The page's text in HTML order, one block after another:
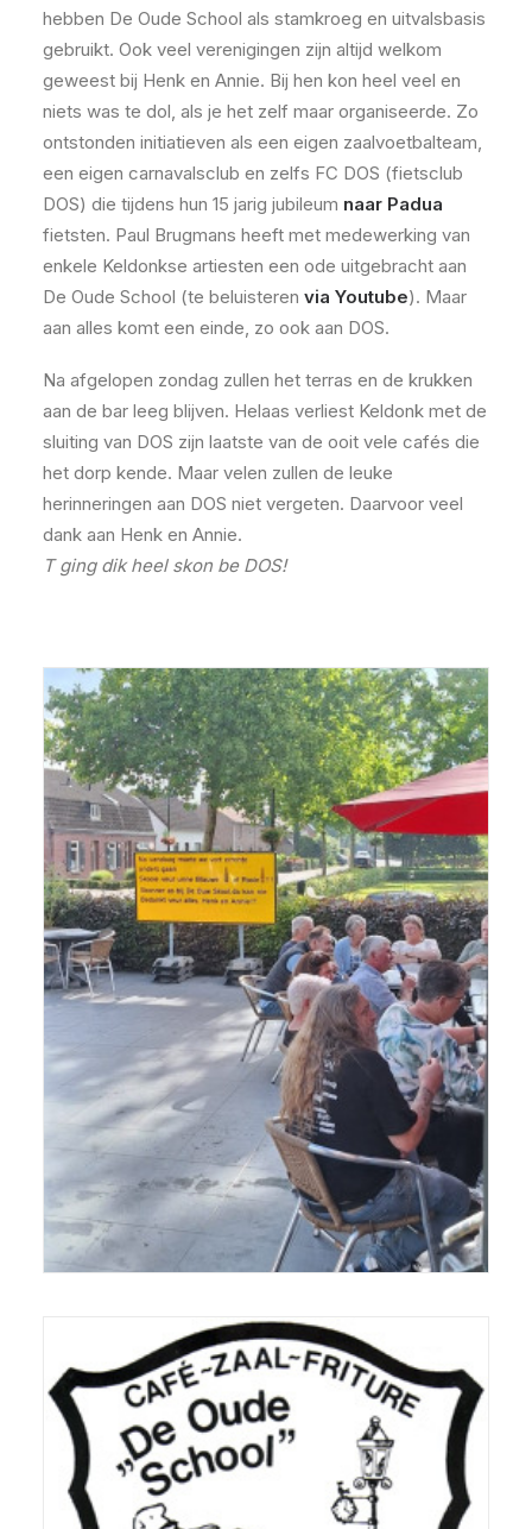
hebben De Oude School als stamkroeg en uitvalsbasis
gebruikt. Ook veel verenigingen zijn altijd welkom
geweest bij Henk en Annie. Bij hen kon heel veel en
niets was te dol, als je het zelf maar organiseerde. Zo
ontstonden initiatieven als een eigen zaalvoetbalteam,
een eigen carnavalsclub en zelfs FC DOS (fietsclub
DOS) die tijdens hun 15 jarig jubileum naar Padua
fietsten. Paul Brugmans heeft met medewerking van
enkele Keldonkse artiesten een ode uitgebracht aan
De Oude School (te beluisteren via Youtube). Maar
aan alles komt een einde, zo ook aan DOS.
Na afgelopen zondag zullen het terras en de krukken
aan de bar leeg blijven. Helaas verliest Keldonk met de
sluiting van DOS zijn laatste van de ooit vele cafés die
het dorp kende. Maar velen zullen de leuke
herinneringen aan DOS niet vergeten. Daarvoor veel
dank aan Henk en Annie.
T ging dik heel skon be DOS!